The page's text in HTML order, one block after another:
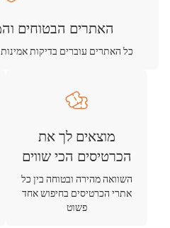
האתרים הבטוחים
כל האתרים עוברים בדיקות
מוצאים לך את
הכרטיסים הכי שווים
השוואה מהירה ובטוחה בין כל
אתרי הכרטיסים בחיפוש אחד
פשוט